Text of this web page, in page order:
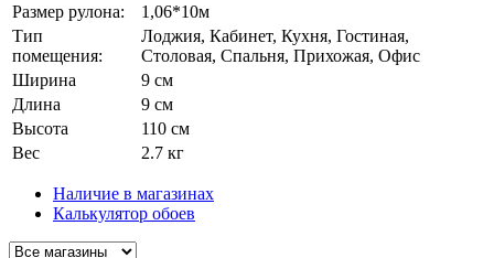
Размер рулона:
1,06*10м
Тип
помещения:
Лоджия, Кабинет, Кухня, Гостиная,
Столовая, Спальня, Прихожая, Офис
Ширина
9 см
Длина
9 см
Высота
110 см
Вес
2.7 кг
Наличие в магазинах
Калькулятор обоев